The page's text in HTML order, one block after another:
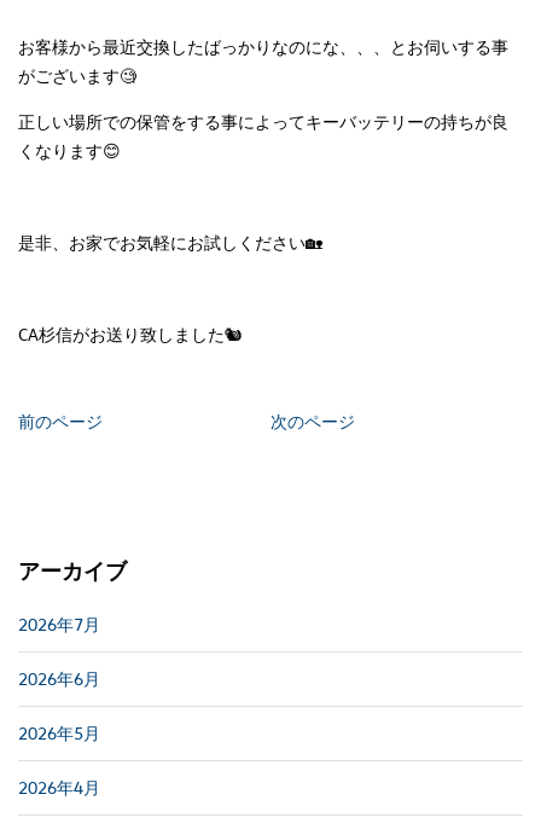
お客様から最近交換したばっかりなのにな、、、とお伺いする事
がございます🧐
正しい場所での保管をする事によってキーバッテリーの持ちが良
くなります😊
是非、お家でお気軽にお試しください🏡
CA杉信がお送り致しました🐿
前のページ 次のページ
アーカイブ
2026年7月
2026年6月
2026年5月
2026年4月